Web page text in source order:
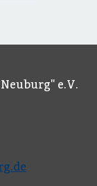
e.V.